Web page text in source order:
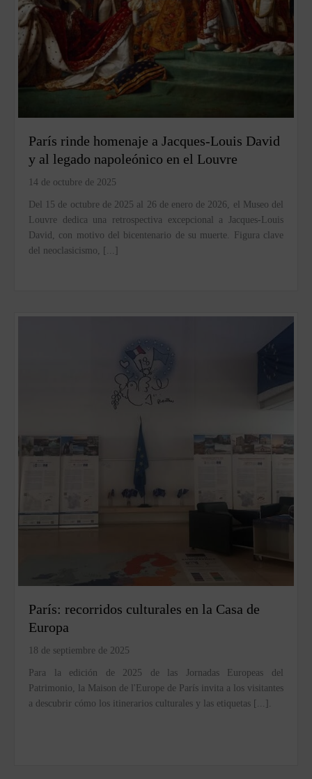
París rinde homenaje a Jacques-Louis David
y al legado napoleónico en el Louvre
14 de octubre de 2025
Del 15 de octubre de 2025 al 26 de enero de 2026, el Museo del
Louvre dedica una retrospectiva excepcional a Jacques-Louis
David, con motivo del bicentenario de su muerte. Figura clave
del neoclasicismo, [...]
París: recorridos culturales en la Casa de
Europa
18 de septiembre de 2025
Para la edición de 2025 de las Jornadas Europeas del
Patrimonio, la Maison de l'Europe de París invita a los visitantes
a descubrir cómo los itinerarios culturales y las etiquetas [...].